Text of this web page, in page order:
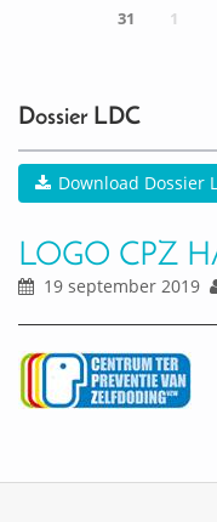
31
1
Dossier LDC
Download Dossier
LOGO CPZ
19 september 2019